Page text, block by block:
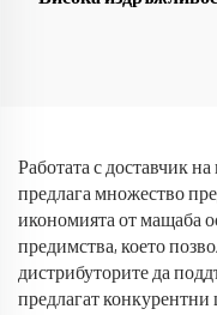
Работата с доставчик
предлага множество
икономията от мащаба
предимства, което
дистрибуторите да
предлагат конкурентни